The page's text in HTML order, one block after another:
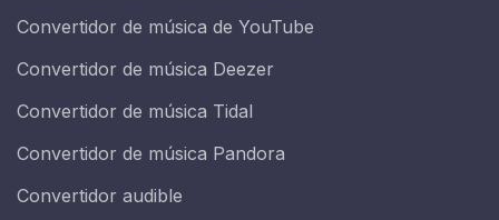
Convertidor de música de YouTube
Convertidor de música Deezer
Convertidor de música Tidal
Convertidor de música Pandora
Convertidor audible